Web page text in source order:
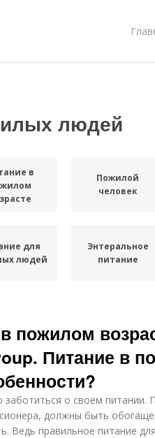
людей
в
Пожилой
человек
для
людей
Энтеральное
питание
возрасте
Рациональное
питание
пожилом
Питание в
о своем питании.
должны быть
Ведь правильное питание